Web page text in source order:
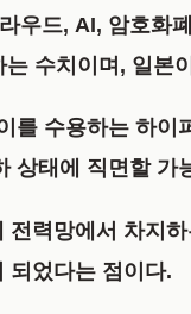
우드, AI, 암호
수치이며, 일본
를 수용하는 하
상태에 직면할 가
력망에서 차지
되었다는 점이다.